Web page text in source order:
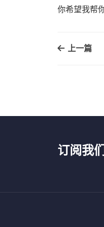
你希望我帮
上一篇
订阅我